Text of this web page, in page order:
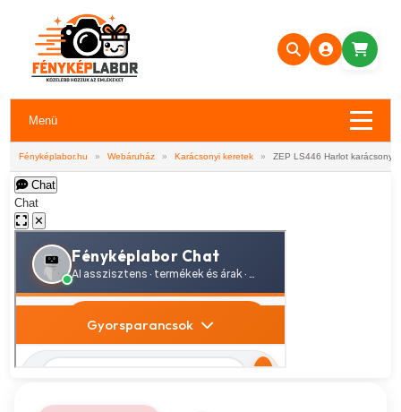
Menü
Fényképlabor.hu » Webáruház » Karácsonyi keretek » ZEP LS446 Harlot
Chat
Chat
✕